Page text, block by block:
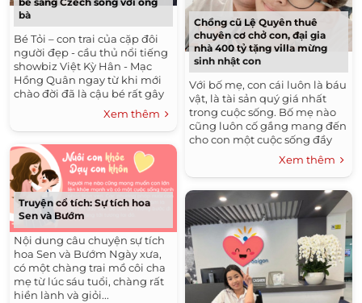
bà
Bé Tỏi – con trai của cặp đôi
người đẹp - cầu thủ nổi tiếng
showbiz Việt Kỳ Hân - Mạc
Hồng Quân ngay từ khi mới
chào đời đã là cậu bé rất gây
chú ý, được nhiều người yêu
Xem thêm
Truyện cổ tích: Sự tích hoa
Sen và Bướm
Nội dung câu chuyện sự tích
hoa Sen và Bướm Ngày xưa,
có một chàng trai mồ côi cha
mẹ từ lúc sáu tuổi, chàng rất
hiền lành và giỏi...
Chồng cũ Lệ Quyên thuê
chuyên cơ chở con, đại gia
nhà 400 tỷ tặng villa mừng
sinh nhật con
Với bố mẹ, con cái luôn là báu
vật, là tài sản quý giá nhất
trong cuộc sống. Bố mẹ nào
cũng luôn cố gắng mang đến
cho con một cuộc sống đầy
đủ và tốt đẹp nhất. Các ông
Xem thêm